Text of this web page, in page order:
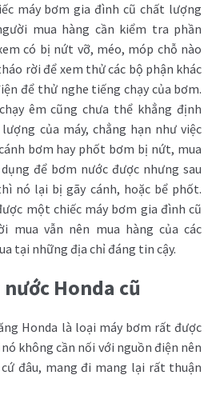
máy bơm gia đình cũ chất lượng
mua hàng cần kiểm tra phần
có bị nứt vỡ, méo, móp chỗ nào
rời để xem thử các bộ phận khác
để thử nghe tiếng chạy của bơm.
êm cũng chưa thể khẳng định
của máy, chẳng hạn như việc
bơm hay phốt bơm bị nứt, mua
để bơm nước được nhưng sau
nó lại bị gãy cánh, hoặc bể phốt.
một chiếc máy bơm gia đình cũ
mua vẫn nên mua hàng của các
tại những địa chỉ đáng tin cậy.
nước Honda cũ
Honda là loại máy bơm rất được
không cần nối với nguồn điện nên
đâu, mang đi mang lại rất thuận